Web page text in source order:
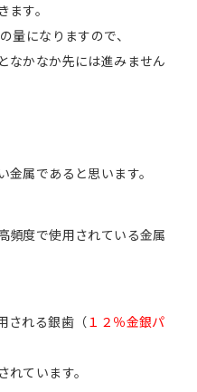
す。
量になりますので、
なかなか先には進みません
属であると思います。
頻度で使用されている金属
される銀歯（１２％金銀パ
ています。